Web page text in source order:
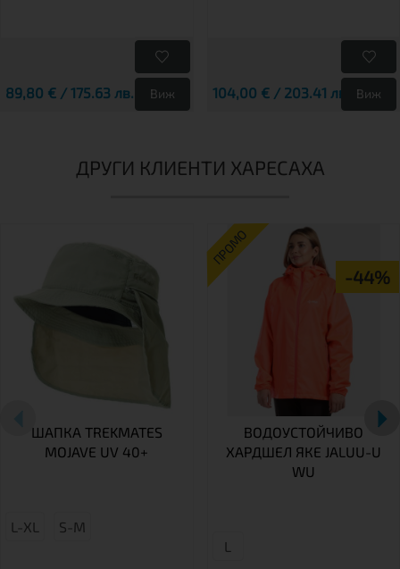
89,80 € / 175.63 лв. Виж 104,00 € / 203.41 лв. Виж
ДРУГИ КЛИЕНТИ ХАРЕСАХА
ШАПКА TREKMATES
MOJAVE UV 40+
L-XL S-M
ПРОМО
-44%
ВОДОУСТОЙЧИВО
ХАРДШЕЛ ЯКЕ JALUU-U
WU
L